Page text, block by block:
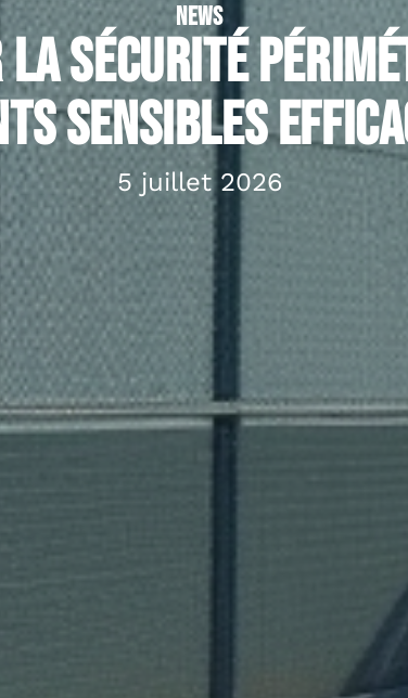
NEWS
sécurité
sensibles
5 juillet 2026